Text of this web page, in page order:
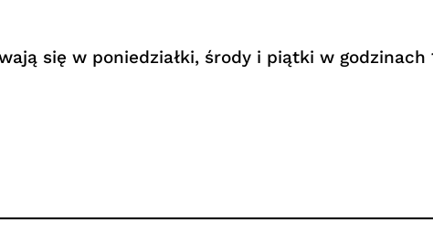
się w poniedziałki, środy i piątki w godzinach